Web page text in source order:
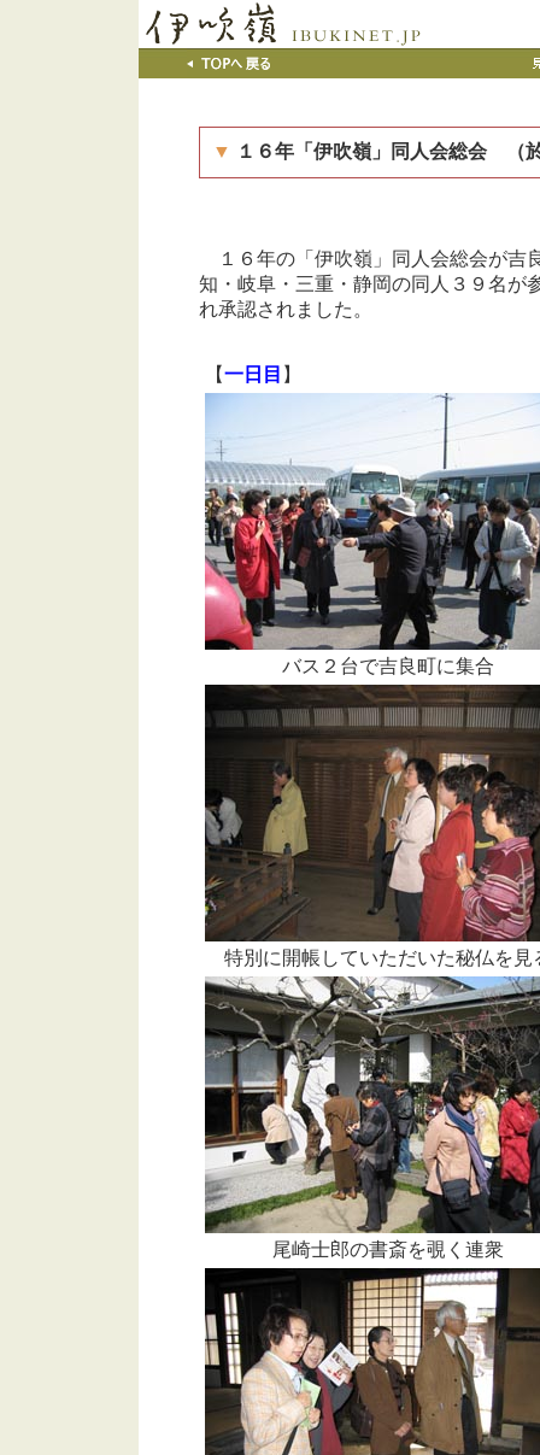
▼ １６年「伊吹嶺」同人会総会 （
１６年の「伊吹嶺」同人会総会が吉
知・岐阜・三重・静岡の同人３９名が
れ承認されました。
【一日目 】
バス２台で吉良町に集合
特別に開帳していただいた秘仏を見
尾崎士郎の書斎を覗く連衆